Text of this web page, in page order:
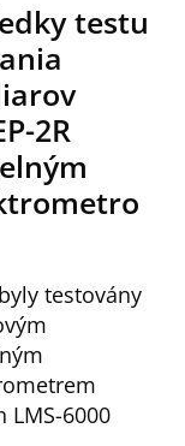
testu
2R
testovány
LMS-6000